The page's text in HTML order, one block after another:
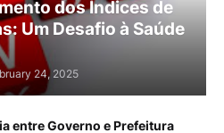
dos Índices de
Um Desafio à Saúde
24, 2025
entre Governo e Prefeitura